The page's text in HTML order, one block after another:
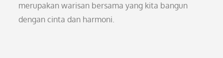
merupakan warisan bersama yang kita bangun
dengan cinta dan harmoni.